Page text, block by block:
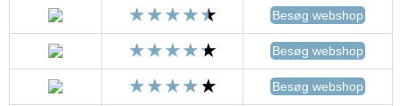
Besøg webshop
Besøg webshop
Besøg webshop